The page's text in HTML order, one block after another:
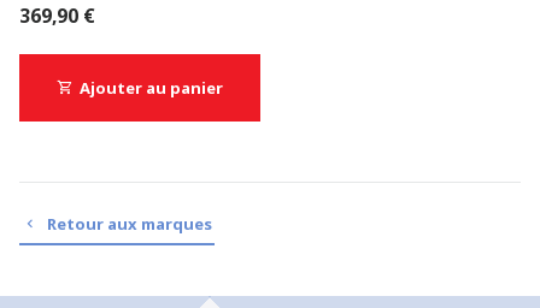
369,90 €
Ajouter au panier
Retour aux marques